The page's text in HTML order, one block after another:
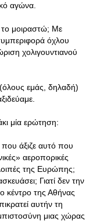
αγώνα.
μοιραστώ; Με
όχλου
χολιγουντιανού
(όλους εμάς, δηλαδή)
μία ερώτηση:
που άξιζε αυτό που
αεροπορικές
της Ευρώπης;
Γιατί δεν την
κέντρο της Αθήνας
αυτήν τη
μιας χώρας